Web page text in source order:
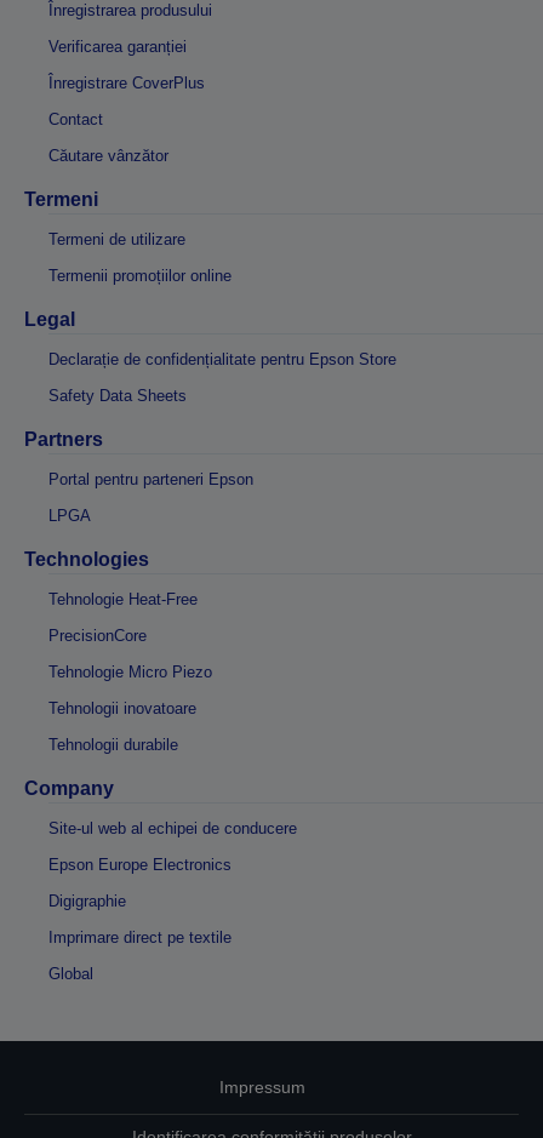
Înregistrarea produsului
Verificarea garanției
Înregistrare CoverPlus
Contact
Căutare vânzător
Termeni
Termeni de utilizare
Termenii promoțiilor online
Legal
Declarație de confidențialitate pentru Epson Store
Safety Data Sheets
Partners
Portal pentru parteneri Epson
LPGA
Technologies
Tehnologie Heat-Free
PrecisionCore
Tehnologie Micro Piezo
Tehnologii inovatoare
Tehnologii durabile
Company
Site-ul web al echipei de conducere
Epson Europe Electronics
Digigraphie
Imprimare direct pe textile
Global
Impressum